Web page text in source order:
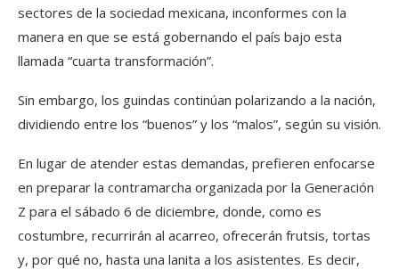
sectores de la sociedad mexicana, inconformes con la
manera en que se está gobernando el país bajo esta
llamada “cuarta transformación”.
Sin embargo, los guindas continúan polarizando a la nación,
dividiendo entre los “buenos” y los “malos”, según su visión.
En lugar de atender estas demandas, prefieren enfocarse
en preparar la contramarcha organizada por la Generación
Z para el sábado 6 de diciembre, donde, como es
costumbre, recurrirán al acarreo, ofrecerán frutsis, tortas
y, por qué no, hasta una lanita a los asistentes. Es decir,